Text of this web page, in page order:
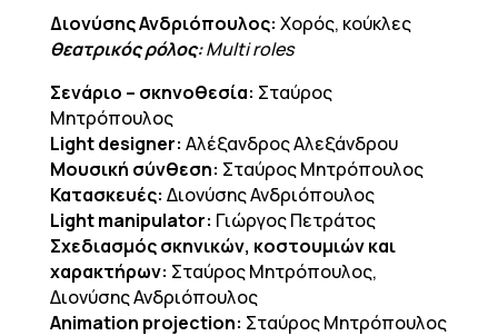
Διονύσης Ανδριόπουλος: Χορός, κούκλες
θεατρικός ρόλος:Multi roles
Σενάριο – σκηνοθεσία: Σταύρος
Μητρόπουλος
Light designer: Αλέξανδρος Αλεξάνδρου
Μουσική σύνθεση: Σταύρος Μητρόπουλος
Κατασκευές: Διονύσης Ανδριόπουλος
Light manipulator: Γιώργος Πετράτος
Σχεδιασμός σκηνικών, κοστουμιών και
χαρακτήρων: Σταύρος Μητρόπουλος,
Διονύσης Ανδριόπουλος
Animation projection: Σταύρος Μητρόπουλος